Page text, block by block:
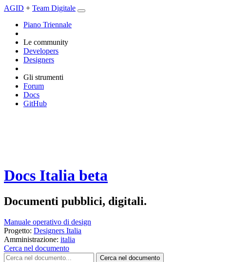
AGID + Team Digitale
Piano Triennale
Le community
Developers
Designers
Gli strumenti
Forum
Docs
GitHub
Docs Italia beta
Documenti pubblici, digitali.
Manuale operativo di design
Progetto: Designers Italia
Amministrazione: italia
Cerca nel documento
Cerca nel documento